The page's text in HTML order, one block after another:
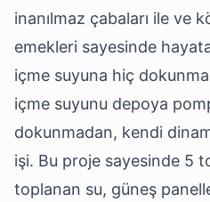
inanılmaz çabaları ile ve
emekleri sayesinde
içme suyuna hiç
içme suyunu depoya
dokunmadan, kendi
işi. Bu proje sayesinde 5
toplanan su, güneş